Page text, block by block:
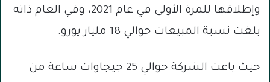
وإطلاقها للمرة الأولى في عام 2021، وفي العام ذاته
بلغت نسبة المبيعات حوالي 18 مليار يورو.
حيث باعت الشركة حوالي 25 جيجاوات ساعة من